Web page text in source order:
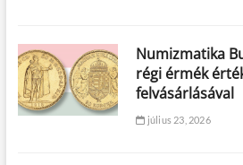
Numizmatika
régi érmék
felvásárlásával
július 23, 2026